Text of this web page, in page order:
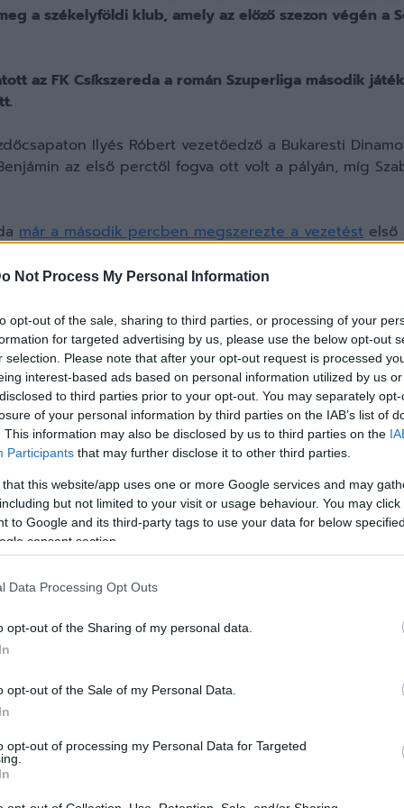
Not Process My Personal Information
opt-out of the sale, sharing to third parties, or processing of your
for targeted advertising by us, please use the below opt-out
selection. Please note that after your opt-out request is processed
interest-based ads based on personal information utilized by us
to third parties prior to your opt-out. You may separately
of your personal information by third parties on the IAB’s list of
This information may also be disclosed by us to third parties on the
Participants that may further disclose it to other third parties.
that this website/app uses one or more Google services and may
but not limited to your visit or usage behaviour. You may
to Google and its third-party tags to use your data for below
consent section.
Data Processing Opt Outs
opt-out of the Sharing of my personal data.
opt-out of the Sale of my Personal Data.
opt-out of processing my Personal Data for Targeted
a székelyföldi klub, amely az előző szezon végén a
az FK Csíkszereda a román Szuperliga második
Ilyés Róbert vezetőedző a Bukaresti
az első perctől fogva ott volt a pályán, míg
már a második percben megszerezte a vezetést első
sokat várni az FK találatára. Dolny Jozef
buktatta a hazaiak kapusa.0-1.
fordulat következett be: Raul Palmes elvesztette a
azonnali piros lapot kapott. Az eset ráadásul
jutott. Florin Puerce ugyan értékesítette azt, de
a hazai rohamokat újabb kapott gól nélkül,
az Unirea, amit tökéletesen lőtt a kapu
a horvát középpályás korábban négy szezonon
folytatódott, ahol az első 45 perc abbamaradt:
meg. Egy rossz hátrapasszt követően visszaszerezte
növelte az előnyt.
duplázott (72. perc), de itt nem volt vége a csíkiak
kipattanóból megszerezte az ötödik találatát az
akik a saját bedobásuk után is kapituláltak a 90.
igazolt, 17 éves Gergely Alpár bemutatkozását
6-1-es vereséget szenvedett első